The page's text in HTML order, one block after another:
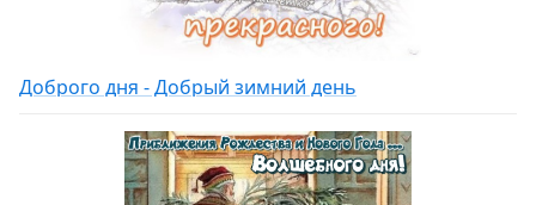
Доброго дня - Добрый зимний день